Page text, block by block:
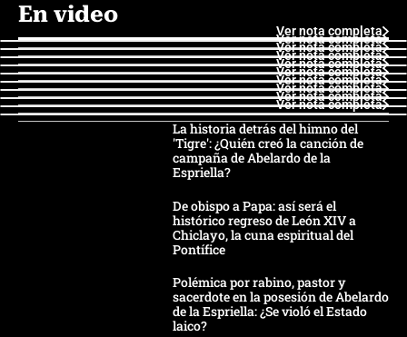
En video
Ver nota completa
Ver nota completa
Ver nota completa
Ver nota completa
Ver nota completa
Ver nota completa
Ver nota completa
Ver nota completa
Ver nota completa
Ver nota completa
La historia detrás del himno del
'Tigre': ¿Quién creó la canción de
campaña de Abelardo de la
Espriella?
De obispo a Papa: así será el
histórico regreso de León XIV a
Chiclayo, la cuna espiritual del
Pontífice
Polémica por rabino, pastor y
sacerdote en la posesión de Abelardo
de la Espriella: ¿Se violó el Estado
laico?